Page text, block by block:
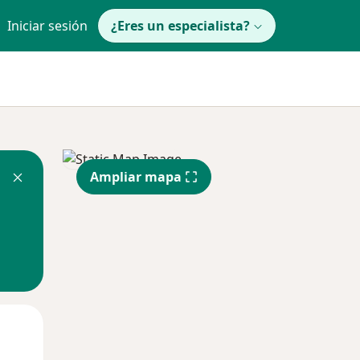
Iniciar sesión ¿Eres un especialista?
Ampliar mapa